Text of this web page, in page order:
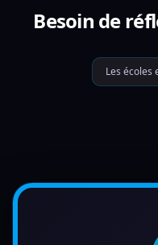
Besoin de
Les écoles